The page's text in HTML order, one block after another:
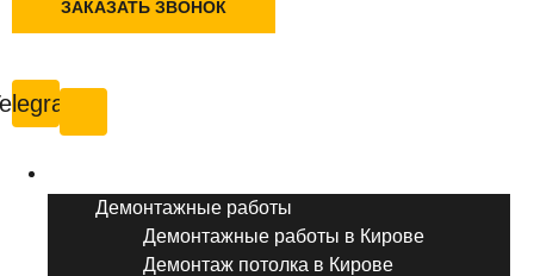
ЗАКАЗАТЬ ЗВОНОК
Демонтажные работы
Демонтажные работы в Кирове
Демонтаж потолка в Кирове